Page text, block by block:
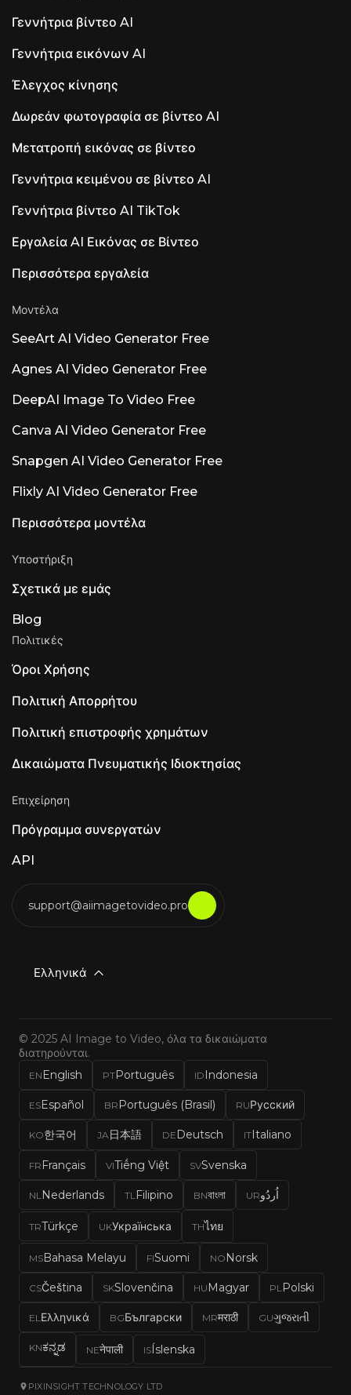
Γεννήτρια βίντεο AI
Γεννήτρια εικόνων AI
Έλεγχος κίνησης
Δωρεάν φωτογραφία σε βίντεο AI
Μετατροπή εικόνας σε βίντεο
Γεννήτρια κειμένου σε βίντεο AI
Γεννήτρια βίντεο AI TikTok
Εργαλεία AI Εικόνας σε Βίντεο
Περισσότερα εργαλεία
Μοντέλα
SeeArt AI Video Generator Free
Agnes AI Video Generator Free
DeepAI Image To Video Free
Canva AI Video Generator Free
Snapgen AI Video Generator Free
Flixly AI Video Generator Free
Περισσότερα μοντέλα
Υποστήριξη
Σχετικά με εμάς
Blog
Πολιτικές
Όροι Χρήσης
Πολιτική Απορρήτου
Πολιτική επιστροφής χρημάτων
Δικαιώματα Πνευματικής Ιδιοκτησίας
Επιχείρηση
Πρόγραμμα συνεργατών
API
support@aiimagetovideo.pro
Ελληνικά
© 2025 AI Image to Video, όλα τα δικαιώματα
διατηρούνται.
EN English PTPortuguês ID Indonesia
ESEspañol BR Português (Brasil) RUРусский
KO한국어 JA 日本語 DE Deutsch ITItaliano
FR Français VITiếng Việt SVSvenska
NL Nederlands TL Filipino BNবাংলা URاُردُو
TRTürkçe UKУкраїнська THไทย
MSBahasa Melayu FISuomi NO Norsk
CSČeština SKSlovenčina HU Magyar PL Polski
EL Ελληνικά BGБългарски MRमराठी GUગુજરાતી
KNಕನ್ನಡ NEनेपाली ISÍslenska
PIXINSIGHT TECHNOLOGY LTD